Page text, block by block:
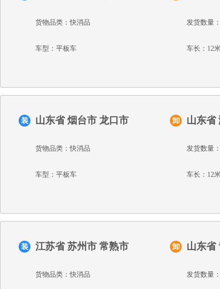
货物品类：快消品
车型：平板车
发货数量
车长：12
装 山东省 烟台市 龙口市
货物品类：快消品
车型：平板车
卸 山东省
发货数量
车长：12
装 江苏省 苏州市 常熟市
货物品类：快消品
卸 山东省
发货数量